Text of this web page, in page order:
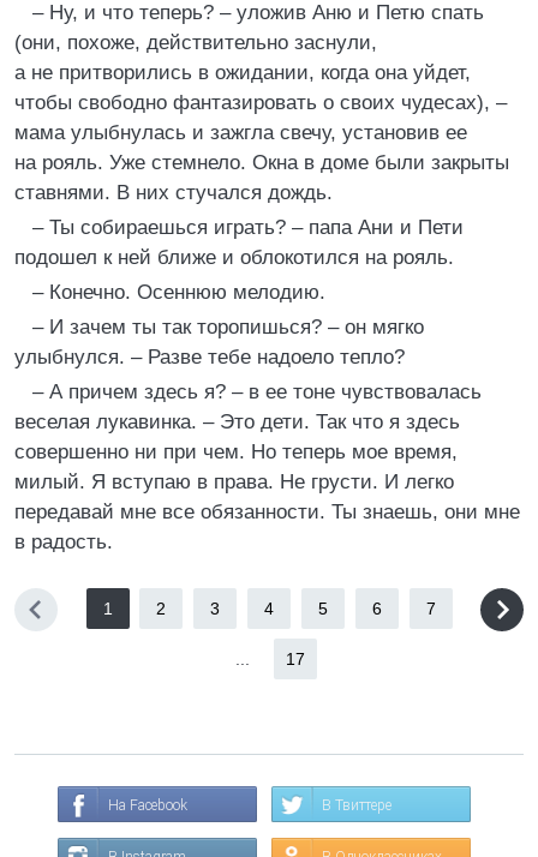
– Ну, и что теперь? – уложив Аню и Петю спать
(они, похоже, действительно заснули,
а не притворились в ожидании, когда она уйдет,
чтобы свободно фантазировать о своих чудесах), –
мама улыбнулась и зажгла свечу, установив ее
на рояль. Уже стемнело. Окна в доме были закрыты
ставнями. В них стучался дождь.
– Ты собираешься играть? – папа Ани и Пети
подошел к ней ближе и облокотился на рояль.
– Конечно. Осеннюю мелодию.
– И зачем ты так торопишься? – он мягко
улыбнулся. – Разве тебе надоело тепло?
– А причем здесь я? – в ее тоне чувствовалась
веселая лукавинка. – Это дети. Так что я здесь
совершенно ни при чем. Но теперь мое время,
милый. Я вступаю в права. Не грусти. И легко
передавай мне все обязанности. Ты знаешь, они мне
в радость.
1 2 3 4 5 6 7
17
На Facebook В Твиттере